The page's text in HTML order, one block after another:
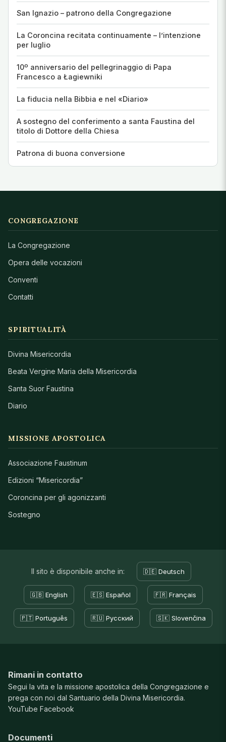
San Ignazio – patrono della Congregazione
La Coroncina recitata continuamente – l’intenzione
per luglio
10º anniversario del pellegrinaggio di Papa
Francesco a Łagiewniki
La fiducia nella Bibbia e nel «Diario»
A sostegno del conferimento a santa Faustina del
titolo di Dottore della Chiesa
Patrona di buona conversione
CONGREGAZIONE
La Congregazione
Opera delle vocazioni
Conventi
Contatti
SPIRITUALITÀ
Divina Misericordia
Beata Vergine Maria della Misericordia
Santa Suor Faustina
Diario
MISSIONE APOSTOLICA
Associazione Faustinum
Edizioni “Misericordia”
Coroncina per gli agonizzanti
Sostegno
Il sito è disponibile anche in: 🇩🇪 Deutsch
🇬🇧 English 🇪🇸 Español 🇫🇷 Français
🇵🇹 Português 🇷🇺 Русский 🇸🇰 Slovenčina
Rimani in contatto
Segui la vita e la missione apostolica della Congregazione e
prega con noi dal Santuario della Divina Misericordia.
YouTube Facebook
Documenti